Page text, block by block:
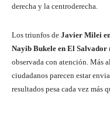
derecha y la centroderecha.
Los triunfos de Javier Milei
Nayib Bukele en El Salvador
observada con atención. Más
ciudadanos parecen estar
resultados pesa cada vez más